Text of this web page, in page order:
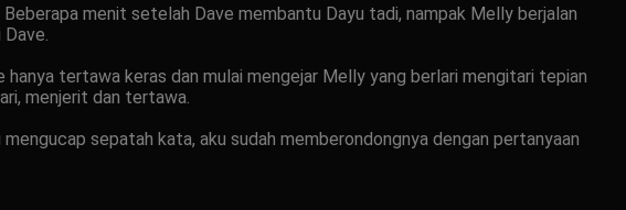
menit setelah Dave membantu Dayu tadi, nampak Melly berjalan
tertawa keras dan mulai mengejar Melly yang berlari mengitari tepian
menjerit dan tertawa.
sepatah kata, aku sudah memberondongnya dengan pertanyaan